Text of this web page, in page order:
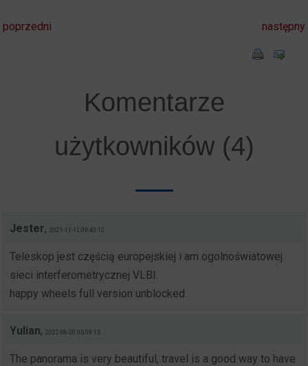
poprzedni następny
Komentarze
użytkowników (4)
Jester,2021-11-12 09:43:12
Teleskop jest częścią europejskiej i am ogolnoświatowej
sieci interferometrycznej VLBI.
happy wheels full version unblocked
Yulian,2022-06-30 05:09:15
The panorama is very beautiful, travel is a good way to have